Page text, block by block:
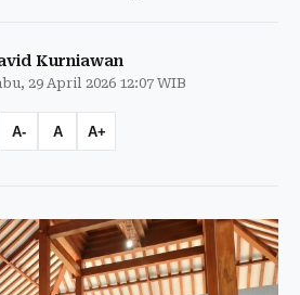
Kurniawan
29 April 2026 12:07 WIB
A- A A+